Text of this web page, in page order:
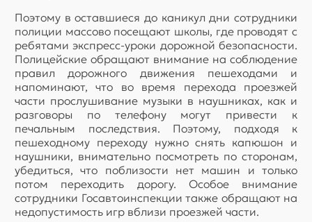
Поэтому в оставшиеся до каникул дни сотрудники
полиции массово посещают школы, где проводят с
ребятами экспресс-уроки дорожной безопасности.
Полицейские обращают внимание на соблюдение
правил дорожного движения пешеходами и
напоминают, что во время перехода проезжей
части прослушивание музыки в наушниках, как и
разговоры по телефону могут привести к
печальным последствия. Поэтому, подходя к
пешеходному переходу нужно снять капюшон и
наушники, внимательно посмотреть по сторонам,
убедиться, что поблизости нет машин и только
потом переходить дорогу. Особое внимание
сотрудники Госавтоинспекции также обращают на
недопустимость игр вблизи проезжей части.